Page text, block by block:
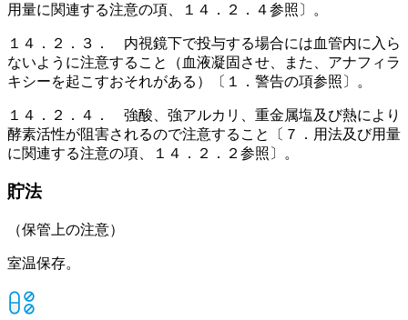
用量に関連する注意の項、１４．２．４参照〕。
１４．２．３． 内視鏡下で投与する場合には血管内に入ら
ないように注意すること（血液凝固させ、また、アナフィラ
キシーを起こすおそれがある）〔１．警告の項参照〕。
１４．２．４． 強酸、強アルカリ、重金属塩及び熱により
酵素活性が阻害されるので注意すること〔７．用法及び用量
に関連する注意の項、１４．２．２参照〕。
貯法
（保管上の注意）
室温保存。